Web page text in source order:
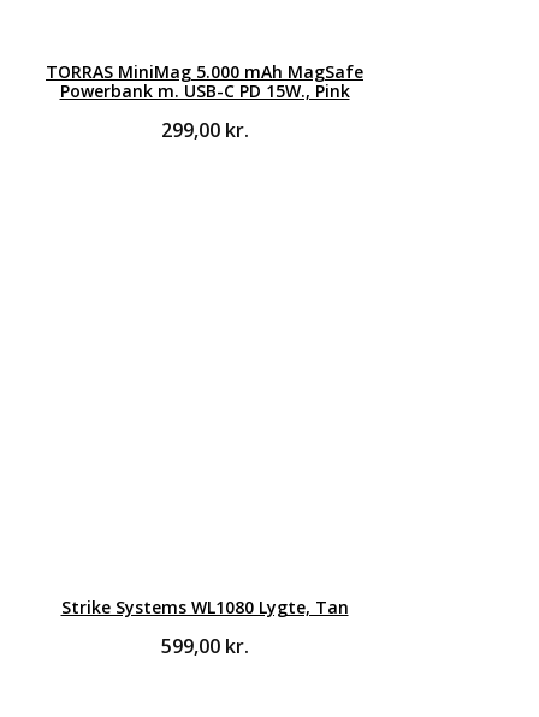
TORRAS MiniMag 5.000 mAh MagSafe
Powerbank m. USB-C PD 15W., Pink
299,00 kr.
Strike Systems WL1080 Lygte, Tan
599,00 kr.